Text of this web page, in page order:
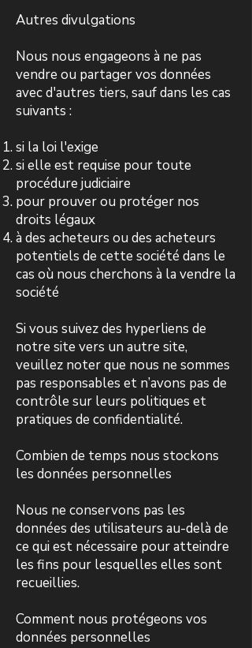
Autres divulgations
Nous nous engageons à ne pas
vendre ou partager vos données
avec d'autres tiers, sauf dans les cas
suivants :
si la loi l'exige
si elle est requise pour toute
procédure judiciaire
pour prouver ou protéger nos
droits légaux
à des acheteurs ou des acheteurs
potentiels de cette société dans le
cas où nous cherchons à la vendre la
société
Si vous suivez des hyperliens de
notre site vers un autre site,
veuillez noter que nous ne sommes
pas responsables et n’avons pas de
contrôle sur leurs politiques et
pratiques de confidentialité.
Combien de temps nous stockons
les données personnelles
Nous ne conservons pas les
données des utilisateurs au-delà de
ce qui est nécessaire pour atteindre
les fins pour lesquelles elles sont
recueillies.
Comment nous protégeons vos
données personnelles